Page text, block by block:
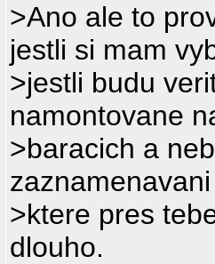
>Ano ale to
jestli si mam
>jestli budu
namontovane
>baracich a
>ktere pres
dlouho.